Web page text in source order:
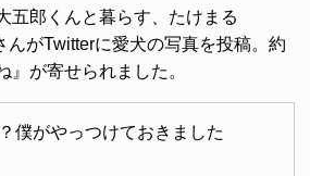
五郎くんと暮らす、たけまる
んがTwitterに愛犬の写真を投稿。約
』が寄せられました。
僕がやっつけておきました